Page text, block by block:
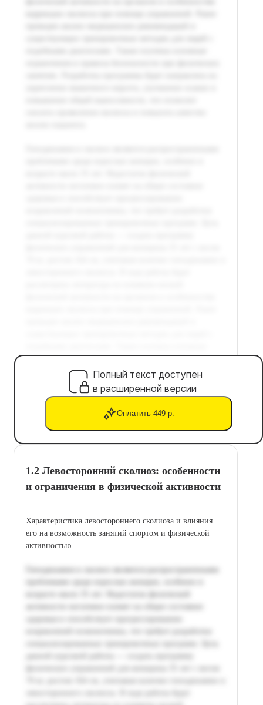
Полный текст доступен
в расширенной версии
Оплатить 449 р.
1.2 Левосторонний сколиоз: особенности
и ограничения в физической активности
Характеристика левостороннего сколиоза и влияния
его на возможность занятий спортом и физической
активностью.